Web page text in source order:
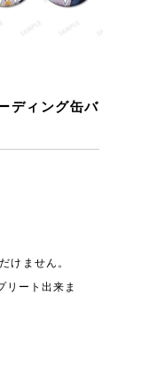
ディング缶バ
けません。
リート出来ま